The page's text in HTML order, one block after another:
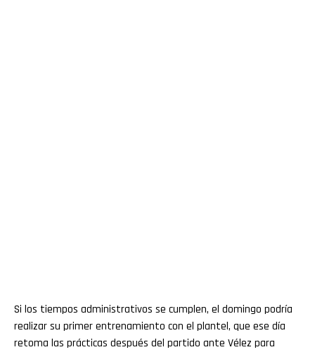
Si los tiempos administrativos se cumplen, el domingo podría
realizar su primer entrenamiento con el plantel, que ese día
retoma las prácticas después del partido ante Vélez para